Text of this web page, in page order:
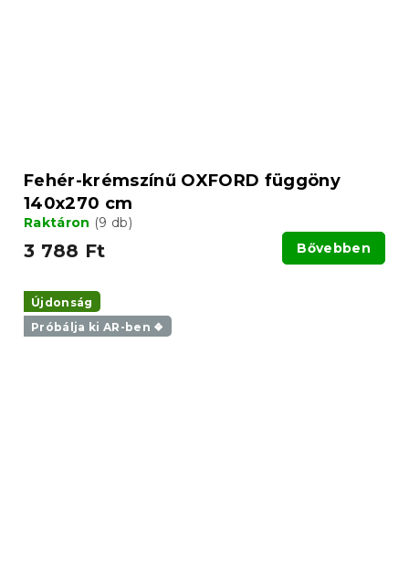
Fehér-krémszínű OXFORD függöny
140x270 cm
Raktáron (9 db)
3 788 Ft Bővebben
Újdonság
Próbálja ki AR-ben ❖